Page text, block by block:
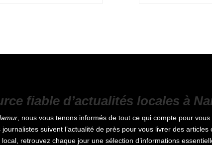
fiable d’actualités locales à
, nous vous tenons informés de tout ce qui compte pour
suivent l’actualité de près pour vous livrer des
retrouvez chaque jour une sélection d’informations